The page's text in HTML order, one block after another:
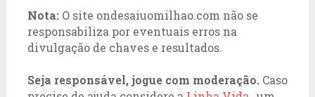
Nota:O site ondesaiuomilhao.com não se
responsabiliza por eventuais erros na
divulgação de chaves e resultados.
Seja responsável, jogue com moderação.Caso